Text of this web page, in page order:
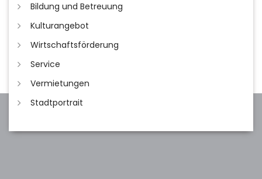
Bildung und Betreuung
Kulturangebot
Wirtschaftsförderung
Service
Vermietungen
Stadtportrait